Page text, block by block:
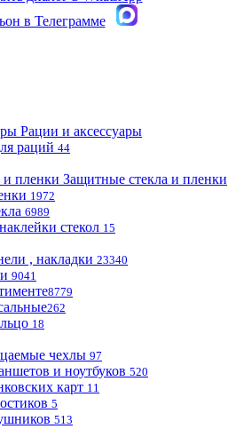
Рации и аксессуары
раций 44
Защитные стекла и пленки
1972
6989
стекол 15
, накладки 23340
9041
8779
262
18
чехлы 97
и ноутбуков 520
карт 11
5
513